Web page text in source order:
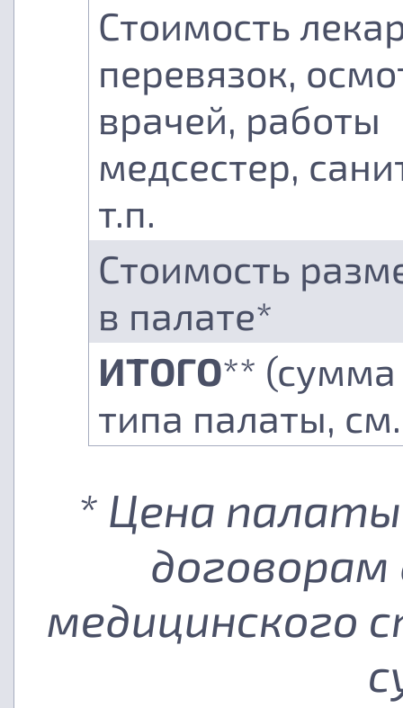
Стоимость
перевязок,
врачей, работы
медсестер,
т.п.
Стоимость
в палате*
ИТОГО** (сумма
типа палаты,
* Цена
договорам
медицинского